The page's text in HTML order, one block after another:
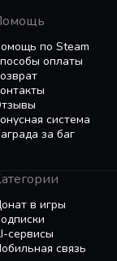
по Steam
оплаты
система
за баг
в игры
сервисы
связь